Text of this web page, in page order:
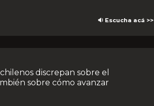
🔉 Escucha acá >>
sobre cómo avanzar